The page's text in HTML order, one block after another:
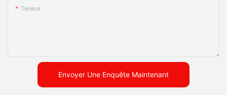
Teneur
Envoyer Une Enquête Maintenant